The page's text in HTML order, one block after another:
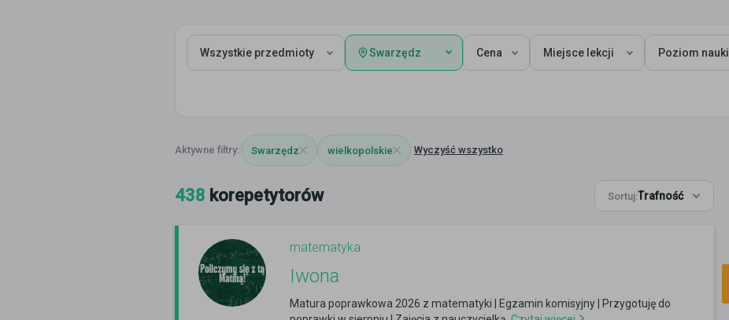
Wszystkie przedmioty Swarzędz Cena Miejsce lekcji Poziom nauki
Swarzędz wielkopolskie Wyczyść wszystko
438 korepetytorów Sortuj:Trafność
matematyka
Iwona
Matura poprawkowa 2026 z matematyki | Egzamin komisyjny | Przygotuję do